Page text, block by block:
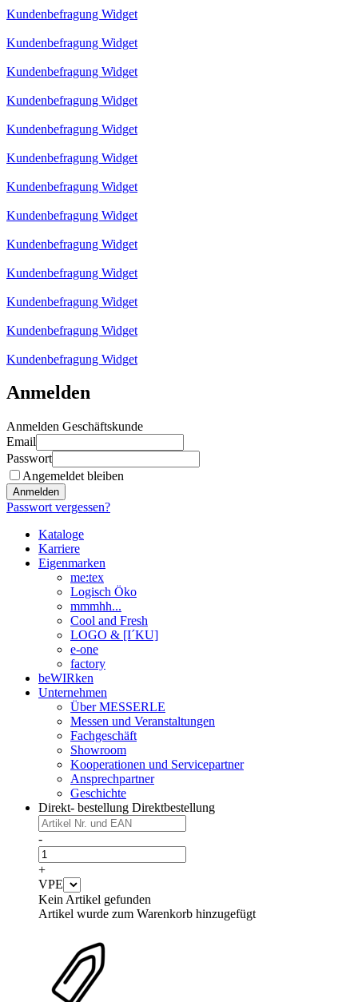
Kundenbefragung Widget
Kundenbefragung Widget
Kundenbefragung Widget
Kundenbefragung Widget
Kundenbefragung Widget
Kundenbefragung Widget
Kundenbefragung Widget
Kundenbefragung Widget
Kundenbefragung Widget
Kundenbefragung Widget
Kundenbefragung Widget
Kundenbefragung Widget
Kundenbefragung Widget
Anmelden
Anmelden Geschäftskunde
Email
Passwort
Angemeldet bleiben
Anmelden
Passwort vergessen?
Kataloge
Karriere
Eigenmarken
me:tex
Logisch Öko
mmmhh...
Cool and Fresh
LOGO & [I´KU]
e-one
factory
beWIRken
Unternehmen
Über MESSERLE
Messen und Veranstaltungen
Fachgeschäft
Showroom
Kooperationen und Servicepartner
Ansprechpartner
Geschichte
Direkt- bestellung Direktbestellung
-
+
VPE
Kein Artikel gefunden
Artikel wurde zum Warenkorb hinzugefügt